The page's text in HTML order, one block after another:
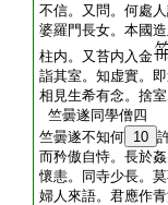
不信。又問。何處
婆羅門長女。本國
柱内。又苔内入金
詣其室。知虚實。
相見生希有念。捨
竺曇遂同學僧四
竺曇遂不知何 10
而矜傲自恃。長於
懷恚。同寺少長。
婦人來語。君應作